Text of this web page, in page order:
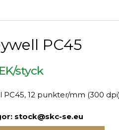
PC45
styck
12 punkter/mm (300
stock@skc-se.eu